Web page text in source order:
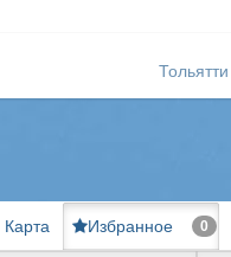
Тольятти
Карта Избранное 0